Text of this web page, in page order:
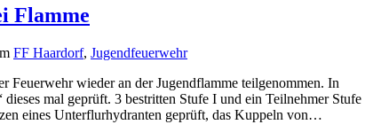
Flamme
FF Haardorf, Jugendfeuerwehr
Feuerwehr wieder an der Jugendflamme teilgenommen. In
dieses mal geprüft. 3 bestritten Stufe I und ein Teilnehmer Stufe
eines Unterflurhydranten geprüft, das Kuppeln von…